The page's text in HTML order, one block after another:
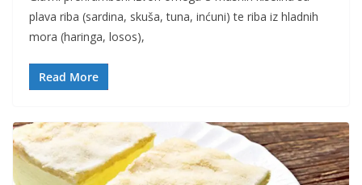
plava riba (sardina, skuša, tuna, inćuni) te riba iz hladnih
mora (haringa, losos),
Read More